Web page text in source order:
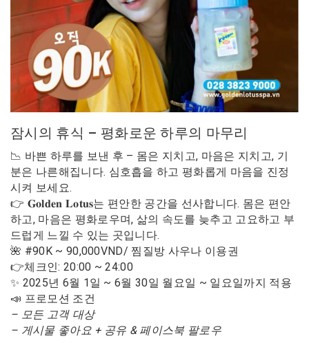
잠시의 휴식 – 평화로운 하루의 마무리
📉 바쁜 하루를 보낸 후 – 몸은 지치고, 마음은 지치고, 기
분은 나른해집니다. 심호흡을 하고 평화롭게 마음을 진정
시켜 보세요.
👉 𝐆𝐨𝐥𝐝𝐞𝐧 𝐋𝐨𝐭𝐮𝐬는 편안한 공간을 선사합니다. 몸은 편안
하고, 마음은 평화로우며, 삶의 속도를 늦추고 고요하고 부
드럽게 느낄 수 있는 곳입니다.
🌺 #90K ~ 90,000VND/ 찜질방 사우나 이용권
👉체크인: 20:00 ~ 24:00
✨ 2025년 6월 1일 ~ 6월 30일 월요일 ~ 일요일까지 적용
📣 프로모션 조건
– 모든 고객 대상
– 게시물 좋아요 + 공유 & 페이스북 팔로우